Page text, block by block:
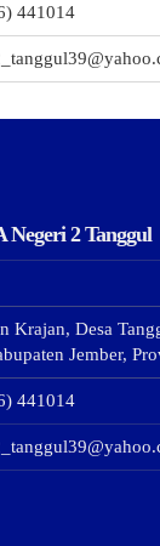
441014
Negeri 2 Tanggul
Krajan, Desa
Jember,
441014